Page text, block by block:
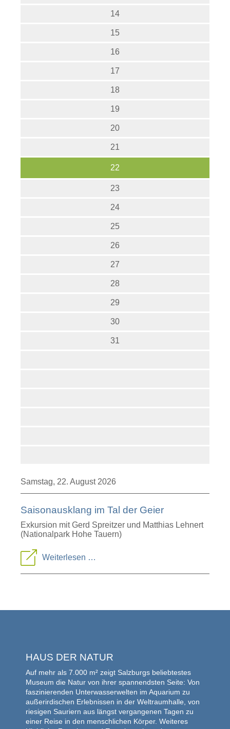
14
15
16
17
18
19
20
21
22
23
24
25
26
27
28
29
30
31
Samstag, 22. August 2026
Saisonausklang im Tal der Geier
Exkursion mit Gerd Spreitzer und Matthias Lehnert
(Nationalpark Hohe Tauern)
Weiterlesen …
im
HAUS DER NATUR
Auf mehr als 7.000 m² zeigt Salzburgs beliebtestes
Museum die Natur von ihrer spannendsten Seite: Von
faszinierenden Unterwasserwelten im Aquarium zu
außerirdischen Erlebnissen in der Weltraumhalle, von
riesigen Sauriern aus längst vergangenen Tagen zu
einer Reise in den menschlichen Körper. Weiteres